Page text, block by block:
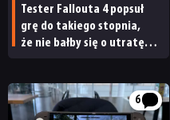
Tester Fallouta 4 popsuł
grę do takiego stopnia,
że nie bałby się o utratę
6